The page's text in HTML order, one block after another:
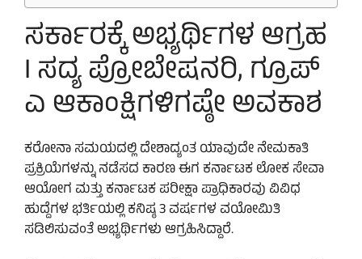
ಸರ್ಕಾರಕ್ಕೆ ಅಭ್ಯರ್ಥಿಗಳ ಆಗ್ರಹ
I ಸದ್ಯ ಪ್ರೋಬೇಷನರಿ, ಗ್ರೂಪ್
ಎ ಆಕಾಂಕ್ಷಿಗಳಿಗಷ್ಠೇ ಅವಕಾಶ
ಕರೋನಾ ಸಮಯದಲ್ಲಿ ದೇಶಾದ್ಯಂತ ಯಾವುದೇ ನೇಮಕಾತಿ
ಪ್ರಕ್ರಿಯೆಗಳನ್ನು ನಡೆಸದ ಕಾರಣ ಈಗ ಕರ್ನಾಟಕ ಲೋಕ ಸೇವಾ
ಆಯೋಗ ಮತ್ತು ಕರ್ನಾಟಕ ಪರೀಕ್ಷಾ ಪ್ರಾಧಿಕಾರವು ವಿವಿಧ
ಹುದ್ದೆಗಳ ಭರ್ತಿಯಲ್ಲಿ ಕನಿಷ್ಠ 3 ವರ್ಷಗಳ ವಯೋಮಿತಿ
ಸಡಿಲಿಸುವಂತೆ ಅಭ್ಯರ್ಥಿಗಳು ಆಗ್ರಹಿಸಿದ್ದಾರೆ.